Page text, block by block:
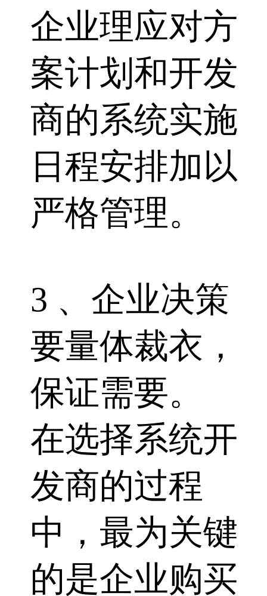
企业理应对方
案计划和开发
商的系统实施
日程安排加以
严格管理。
3 、企业决策
要量体裁衣，
保证需要。
在选择系统开
发商的过程
中，最为关键
的是企业购买